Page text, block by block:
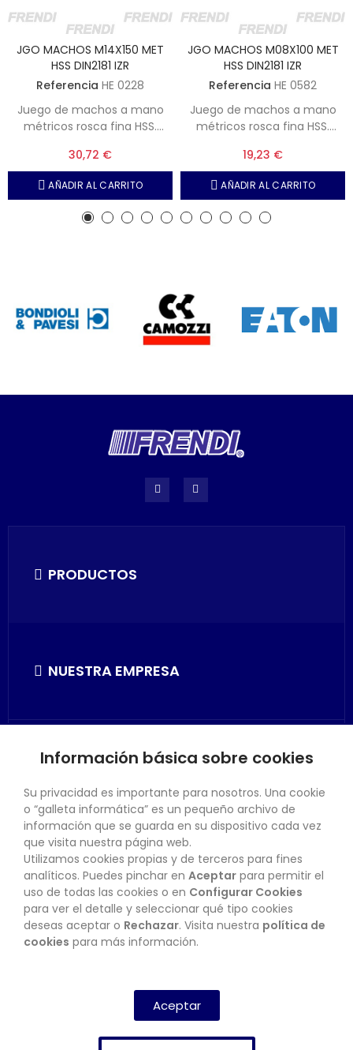
JGO MACHOS M14X150 MET
HSS DIN2181 IZR
Referencia HE 0228
Juego de machos a mano
métricos rosca fina HSS.
30,72 €
AÑADIR AL CARRITO
JGO MACHOS M08X100 MET
HSS DIN2181 IZR
Referencia HE 0582
Juego de machos a mano
métricos rosca fina HSS.
19,23 €
AÑADIR AL CARRITO
PRODUCTOS
NUESTRA EMPRESA
SU CUENTA
CONTACTO
BOLETÍN
Información básica sobre cookies
Su privacidad es importante para nosotros. Una cookie
o “galleta informática” es un pequeño archivo de
información que se guarda en su dispositivo cada vez
que visita nuestra página web.
Utilizamos cookies propias y de terceros para fines
analíticos. Puedes pinchar en Aceptar para permitir el
uso de todas las cookies o en Configurar Cookies
para ver el detalle y seleccionar qué tipo cookies
deseas aceptar o Rechazar. Visita nuestra política de
cookies para más información.
Aceptar